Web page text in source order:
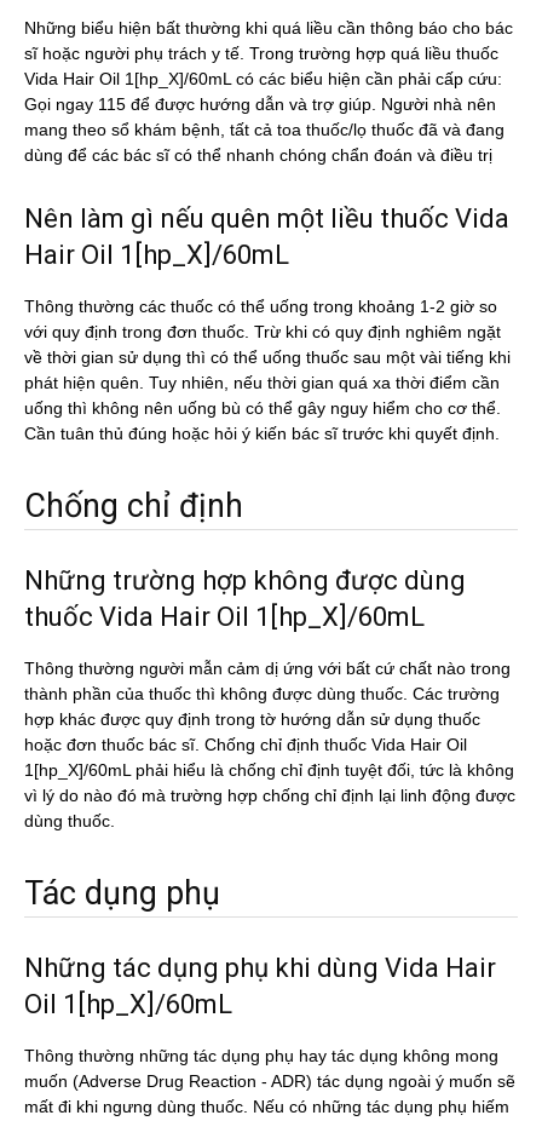
Những biểu hiện bất thường khi quá liều cần thông báo cho bác
sĩ hoặc người phụ trách y tế. Trong trường hợp quá liều thuốc
Vida Hair Oil 1[hp_X]/60mL có các biểu hiện cần phải cấp cứu:
Gọi ngay 115 để được hướng dẫn và trợ giúp. Người nhà nên
mang theo sổ khám bệnh, tất cả toa thuốc/lọ thuốc đã và đang
dùng để các bác sĩ có thể nhanh chóng chẩn đoán và điều trị
Nên làm gì nếu quên một liều thuốc Vida
Hair Oil 1[hp_X]/60mL
Thông thường các thuốc có thể uống trong khoảng 1-2 giờ so
với quy định trong đơn thuốc. Trừ khi có quy định nghiêm ngặt
về thời gian sử dụng thì có thể uống thuốc sau một vài tiếng khi
phát hiện quên. Tuy nhiên, nếu thời gian quá xa thời điểm cần
uống thì không nên uống bù có thể gây nguy hiểm cho cơ thể.
Cần tuân thủ đúng hoặc hỏi ý kiến bác sĩ trước khi quyết định.
Chống chỉ định
Những trường hợp không được dùng
thuốc Vida Hair Oil 1[hp_X]/60mL
Thông thường người mẫn cảm dị ứng với bất cứ chất nào trong
thành phần của thuốc thì không được dùng thuốc. Các trường
hợp khác được quy định trong tờ hướng dẫn sử dụng thuốc
hoặc đơn thuốc bác sĩ. Chống chỉ định thuốc Vida Hair Oil
1[hp_X]/60mL phải hiểu là chống chỉ định tuyệt đối, tức là không
vì lý do nào đó mà trường hợp chống chỉ định lại linh động được
dùng thuốc.
Tác dụng phụ
Những tác dụng phụ khi dùng Vida Hair
Oil 1[hp_X]/60mL
Thông thường những tác dụng phụ hay tác dụng không mong
muốn (Adverse Drug Reaction - ADR) tác dụng ngoài ý muốn sẽ
mất đi khi ngưng dùng thuốc. Nếu có những tác dụng phụ hiếm